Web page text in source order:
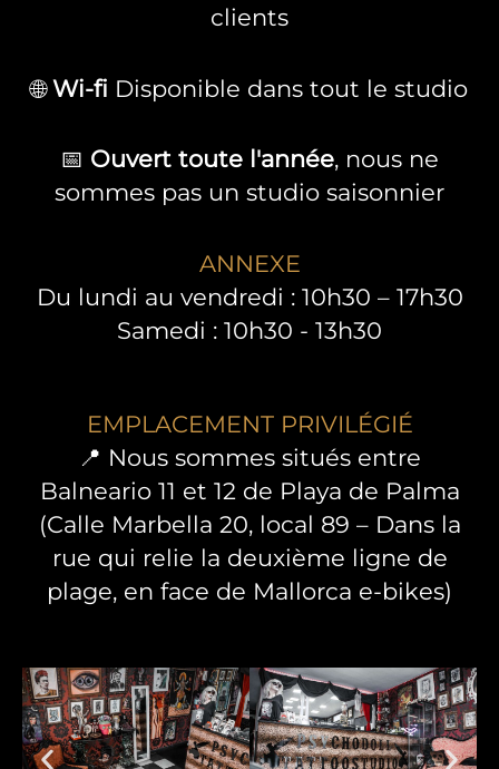
clients
🌐Wi-fi Disponible dans tout le studio
📅 Ouvert toute l'année, nous ne
sommes pas un studio saisonnier
ANNEXE
Du lundi au vendredi : 10h30 – 17h30
Samedi : 10h30 - 13h30
EMPLACEMENT PRIVILÉGIÉ
📍 Nous sommes situés entre
Balneario 11 et 12 de Playa de Palma
(Calle Marbella 20, local 89 – Dans la
rue qui relie la deuxième ligne de
plage, en face de Mallorca e-bikes)